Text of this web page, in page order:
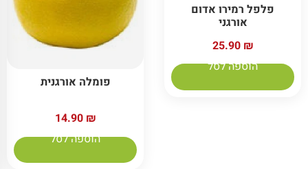
פלפל רמירו אדום
אורגני
25.90 ₪
הוספה לסל
פומלה אורגנית
14.90 ₪
הוספה לסל